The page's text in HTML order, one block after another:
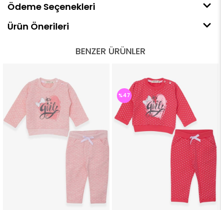
Ödeme Seçenekleri
Ürün Önerileri
BENZER ÜRÜNLER
%47